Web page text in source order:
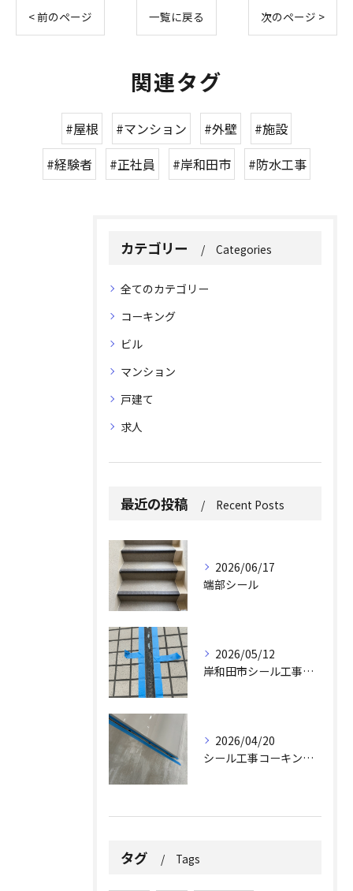
< 前のページ 一覧に戻る 次のページ >
関連タグ
#屋根 #マンション #外壁
#施設
#経験者
#正社員 #岸和田市 #防水工事
カテゴリー Categories
全てのカテゴリー
コーキング
ビル
マンション
戸建て
求人
最近の投稿 Recent Posts
2026/06/17
端部シール
2026/05/12
岸和田市シール工事求人
2026/04/20
シール工事コーキング工事
タグ Tags